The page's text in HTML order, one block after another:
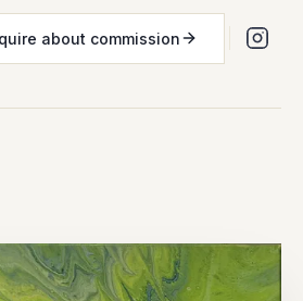
about commission